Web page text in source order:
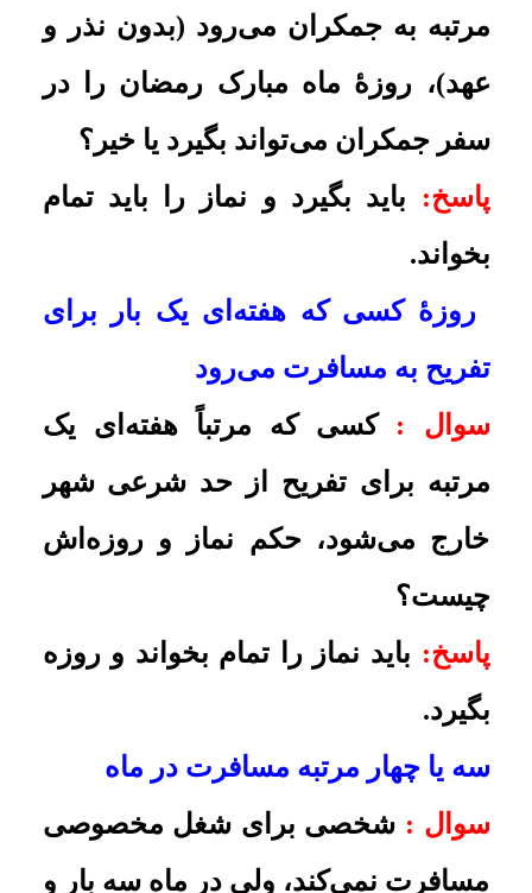
افطار می‌کرده
سوال :
کسی که کثیر السفر بوده و
جهلاً گمان می‌کرده است باید در سفر،
روزۀ خود را افطار کند و مدتی در سفر
روزه نگرفته است، آیا فقط باید
روزه‌ها را قضا کند یا کفاره هم دارد؟
افطار روزه به افق مقصد
شخصی که کثیر السفر است،
صبح روز ماه رمضان با هواپیما به یک
مسافرت خارجی رفته است و وقتی با
یک یا دو پرواز به کشور مقصد
می‌رسد، درآن مکان آفتاب غروب
می‌کند و زمان افطار می‌شود، ولی در
آن ساعت در ایران هنوز زمان افطار
افق مقصد افطار کند یا به افق مبدأ که
در آن نیت روزه کرده است؟
تاریخ به روزرسانی: یکشنبه, ۱۶ مهر ۱۳۹۱